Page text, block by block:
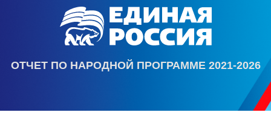
ОТЧЕТ ПО НАРОДНОЙ ПРОГРАММЕ 2021-2026